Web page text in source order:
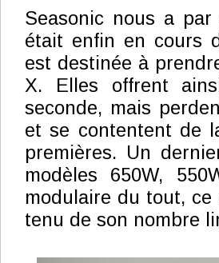
Seasonic nous a
était enfin en cours
est destinée à
X. Elles offrent
seconde, mais
et se contentent de
premières. Un
modèles 650W,
modulaire du tout,
tenu de son nombre